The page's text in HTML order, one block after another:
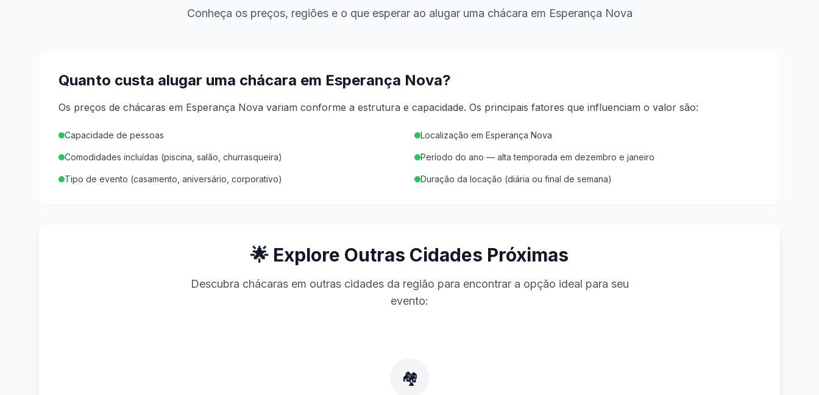
Conheça os preços, regiões e o que esperar ao alugar uma chácara em Esperança Nova
Quanto custa alugar uma chácara em Esperança Nova?
Os preços de chácaras em Esperança Nova variam conforme a estrutura e capacidade. Os principais fatores que influenciam o valor são:
Capacidade de pessoas Localização em Esperança Nova
Comodidades incluídas (piscina, salão, churrasqueira) Período do ano — alta temporada em dezembro e janeiro
Tipo de evento (casamento, aniversário, corporativo) Duração da locação (diária ou final de semana)
🌟 Explore Outras Cidades Próximas
Descubra chácaras em outras cidades da região para encontrar a opção ideal para seu
evento:
🏘️